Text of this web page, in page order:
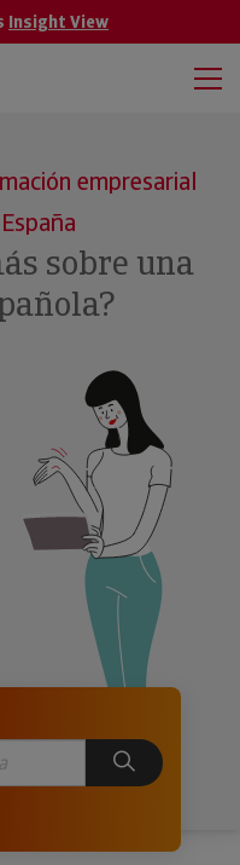
Insight View
empresarial
sobre una